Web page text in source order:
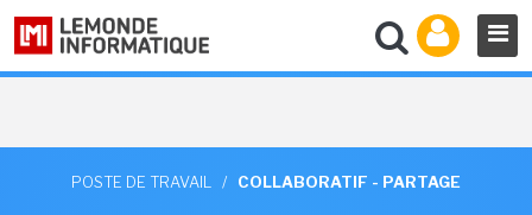
POSTE DE TRAVAIL / COLLABORATIF - PARTAGE